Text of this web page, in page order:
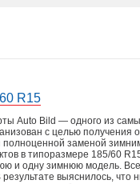
R15
Auto Bild — одного из
с целью получения
полноценной заменой
в типоразмере 185/60
и одну зимнюю модель.
выяснилось, что